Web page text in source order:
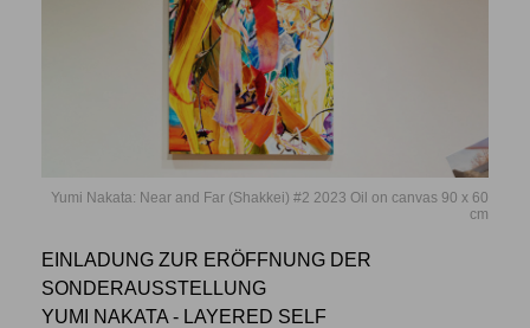
Yumi Nakata: Near and Far (Shakkei) #2 2023 Oil on canvas 90 x 60
cm
EINLADUNG ZUR ERÖFFNUNG DER
SONDERAUSSTELLUNG
YUMI NAKATA - LAYERED SELF